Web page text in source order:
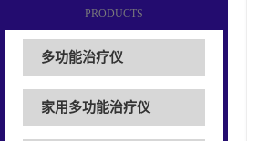
PRODUCTS
多功能治疗仪
家用多功能治疗仪